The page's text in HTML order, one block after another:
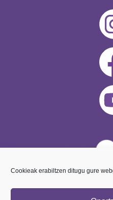
Cookieak erabiltzen ditugu gure